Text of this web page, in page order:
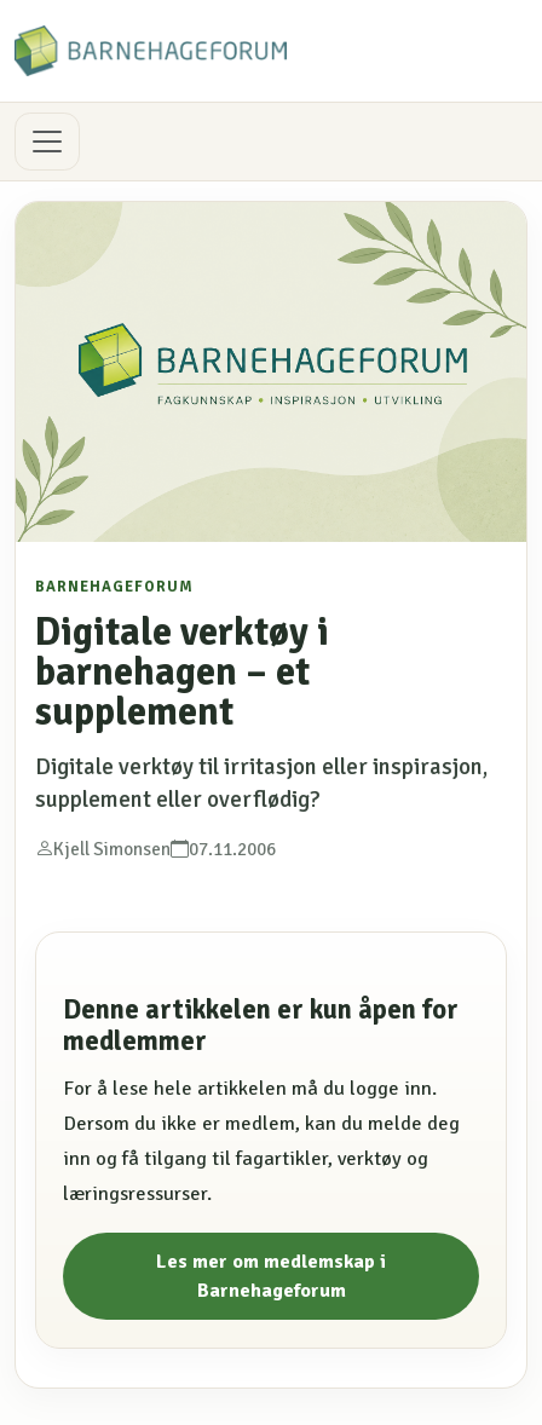
BARNEHAGEFORUM
Digitale verktøy i
barnehagen – et
supplement
Digitale verktøy til irritasjon eller inspirasjon,
supplement eller overflødig?
Kjell Simonsen 07.11.2006
Denne artikkelen er kun åpen for
medlemmer
For å lese hele artikkelen må du logge inn.
Dersom du ikke er medlem, kan du melde deg
inn og få tilgang til fagartikler, verktøy og
læringsressurser.
Les mer om medlemskap i
Barnehageforum